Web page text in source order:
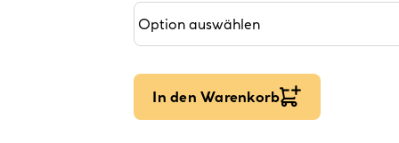
In den Warenkorb